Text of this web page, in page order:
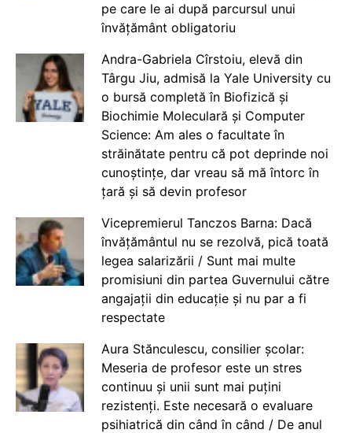
pe care le ai după parcursul unui
învățământ obligatoriu
Andra-Gabriela Cîrstoiu, elevă din
Târgu Jiu, admisă la Yale University cu
o bursă completă în Biofizică și
Biochimie Moleculară și Computer
Science: Am ales o facultate în
străinătate pentru că pot deprinde noi
cunoștințe, dar vreau să mă întorc în
țară și să devin profesor
Vicepremierul Tanczos Barna: Dacă
învățământul nu se rezolvă, pică toată
legea salarizării / Sunt mai multe
promisiuni din partea Guvernului către
angajații din educație și nu par a fi
respectate
Aura Stănculescu, consilier școlar:
Meseria de profesor este un stres
continuu și unii sunt mai puțini
rezistenți. Este necesară o evaluare
psihiatrică din când în când / De anul